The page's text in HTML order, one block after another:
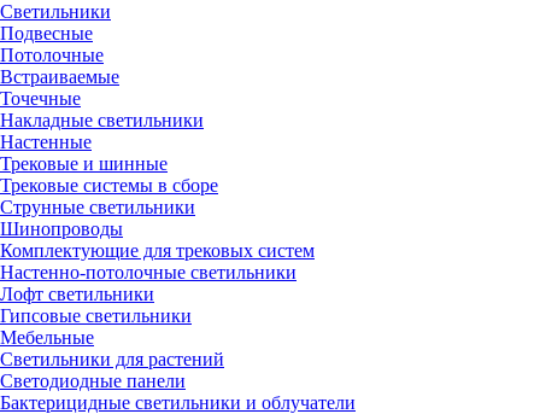
Светильники
Подвесные
Потолочные
Встраиваемые
Точечные
Накладные светильники
Настенные
Трековые и шинные
Трековые системы в сборе
Струнные светильники
Шинопроводы
Комплектующие для трековых систем
Настенно-потолочные светильники
Лофт светильники
Гипсовые светильники
Мебельные
Светильники для растений
Светодиодные панели
Бактерицидные светильники и облучатели